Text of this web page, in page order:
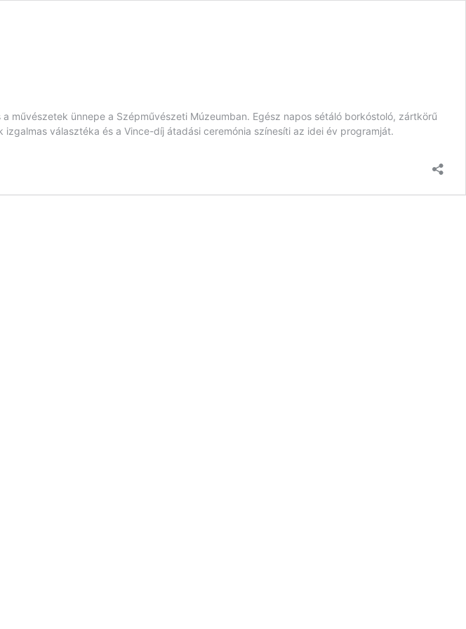
művészetek ünnepe a Szépművészeti Múzeumban. Egész napos sétáló borkóstoló, zártkörű
választéka és a Vince-díj átadási ceremónia színesíti az idei év programját.